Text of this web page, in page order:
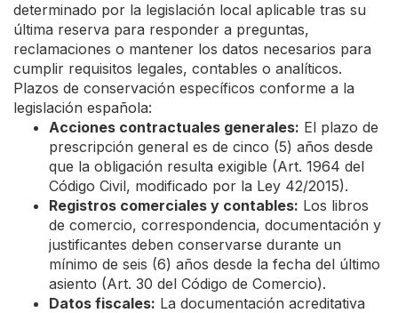
determinado por la legislación local aplicable tras su
última reserva para responder a preguntas,
reclamaciones o mantener los datos necesarios para
cumplir requisitos legales, contables o analíticos.
Plazos de conservación específicos conforme a la
legislación española:
Acciones contractuales generales: El plazo de
prescripción general es de cinco (5) años desde
que la obligación resulta exigible (Art. 1964 del
Código Civil, modificado por la Ley 42/2015).
Registros comerciales y contables: Los libros
de comercio, correspondencia, documentación y
justificantes deben conservarse durante un
mínimo de seis (6) años desde la fecha del último
asiento (Art. 30 del Código de Comercio).
Datos fiscales: La documentación acreditativa